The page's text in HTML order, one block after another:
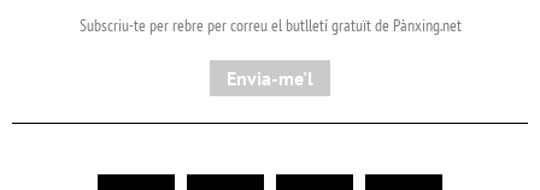
Subscriu-te per rebre per correu el butlletí gratuït de Pànxing.net​
Envia-me'l